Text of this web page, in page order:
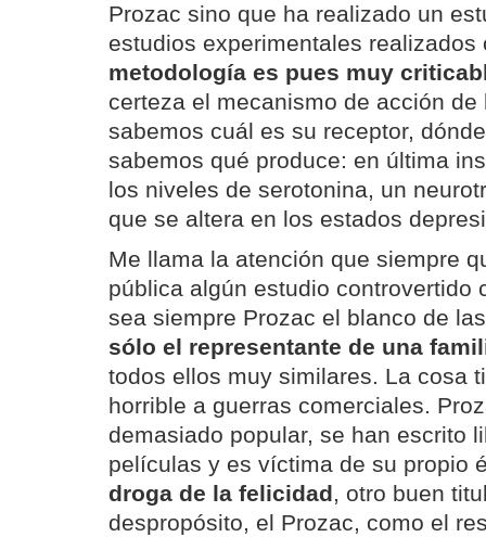
Prozac sino que ha realizado un
estudios experimentales
metodología es pues muy
certeza el mecanismo de acción de
sabemos cuál es su receptor,
sabemos qué produce: en última
los niveles de serotonina, un
que se altera en los estados
Me llama la atención que siempre
pública algún estudio controvertido
sea siempre Prozac el blanco de
sólo el representante de una
todos ellos muy similares. La cosa
horrible a guerras comerciales.
demasiado popular, se han escrito
películas y es víctima de su propio
droga de la felicidad, otro buen
despropósito, el Prozac, como el